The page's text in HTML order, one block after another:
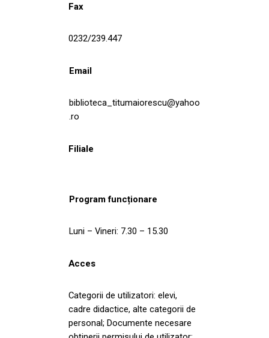
Fax
0232/239.447
Email
biblioteca_titumaiorescu@yahoo
.ro
Filiale
Program funcționare
Luni – Vineri: 7.30 – 15.30
Acces
Categorii de utilizatori: elevi,
cadre didactice, alte categorii de
personal; Documente necesare